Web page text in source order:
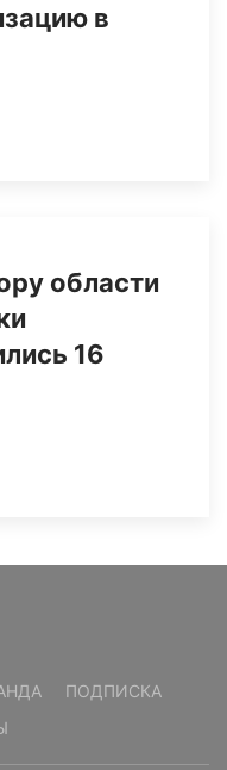
в
области
16
ПОДПИСКА